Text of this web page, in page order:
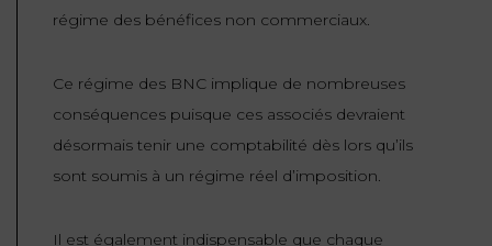
régime des bénéfices non commerciaux.
Ce régime des BNC implique de nombreuses
conséquences puisque ces associés devraient
désormais tenir une comptabilité dès lors qu’ils
sont soumis à un régime réel d’imposition.
Il est également indispensable que chaque